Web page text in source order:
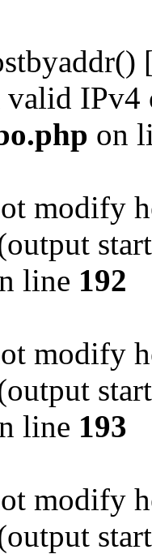
valid IPv4
on
modify
line 192
modify
line 193
modify